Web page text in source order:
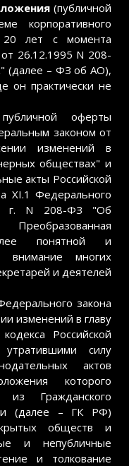
(публичной
корпоративного
20 лет с момента
26.12.1995 N 208-
(далее – ФЗ об АО),
он практически не
оферты
законом от
изменений в
обществах" и
акты Российской
XI.1 Федерального
г. N 208-ФЗ "Об
понятной и
внимание многих
и деятелей
закона
изменений в главу
Российской
силу
актов
которого
из Гражданского
(далее – ГК РФ)
обществ и
и непубличные
и толкование